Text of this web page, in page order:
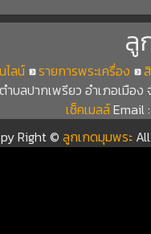
ลู
ไลน์ รายการพระเครื่อง
ำบลปากเพรียว อำเภอเมือ
เช็คเมลล์Email
Right ©ลูกเกดมุมพระ